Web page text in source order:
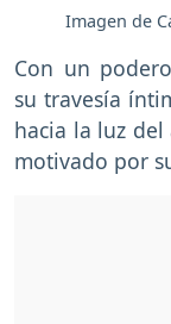
Imagen de
Con un
su travesía
hacia la luz
motivado por